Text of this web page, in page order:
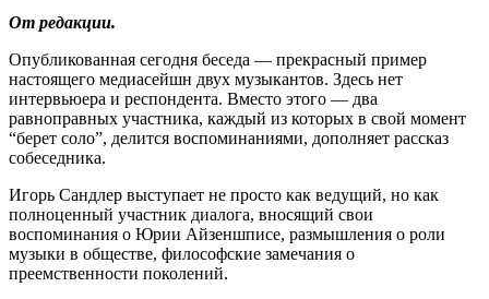
От редакции.
Опубликованная сегодня беседа — прекрасный пример
настоящего медиасейшн двух музыкантов. Здесь нет
интервьюера и респондента. Вместо этого — два
равноправных участника, каждый из которых в свой момент
“берет соло”, делится воспоминаниями, дополняет рассказ
собеседника.
Игорь Сандлер выступает не просто как ведущий, но как
полноценный участник диалога, вносящий свои
воспоминания о Юрии Айзеншписе, размышления о роли
музыки в обществе, философские замечания о
преемственности поколений.